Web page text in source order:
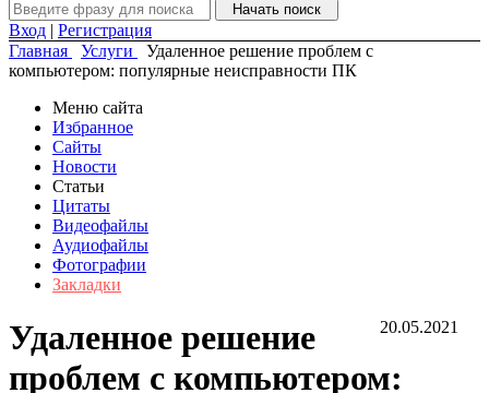
Вход | Регистрация
Главная
Услуги
Удаленное решение проблем с
компьютером: популярные неисправности ПК
Меню сайта
Избранное
Сайты
Новости
Статьи
Цитаты
Видеофайлы
Аудиофайлы
Фотографии
Закладки
20.05.2021
Удаленное решение
проблем с компьютером: